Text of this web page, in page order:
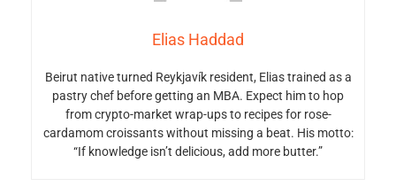
Elias Haddad
Beirut native turned Reykjavík resident, Elias trained as a
pastry chef before getting an MBA. Expect him to hop
from crypto-market wrap-ups to recipes for rose-
cardamom croissants without missing a beat. His motto:
“If knowledge isn’t delicious, add more butter.”